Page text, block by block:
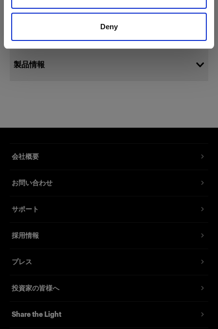
Deny
製品情報
テイラーメイドのD4用ダストカバーは、保管時に
の通風口にダストが溜まるリスクを最小限に抑え
や小型アクセサリーを収納できるポケットが付い
高級ナイロン製
会社概要
お問い合わせ
サポート
採用情報
プレス
投資家の皆様へ
Share the Light